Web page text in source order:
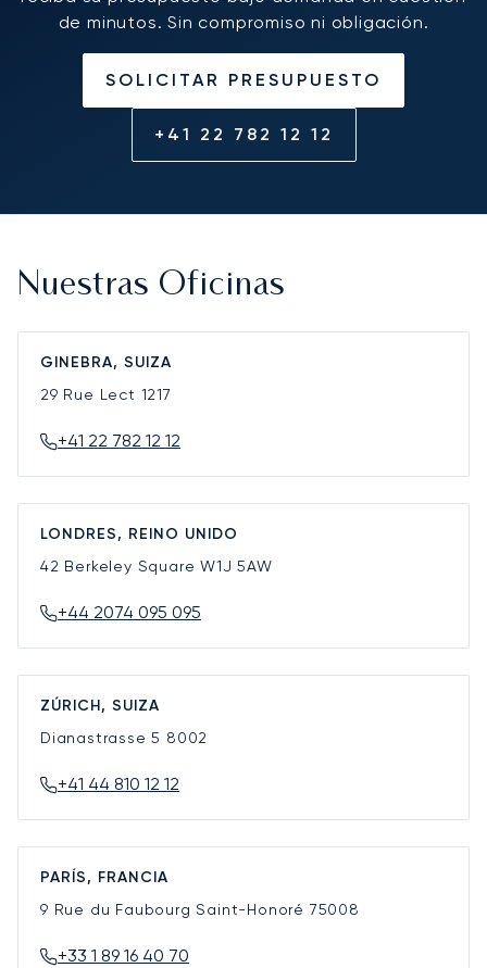
de minutos. Sin compromiso ni obligación.
SOLICITAR PRESUPUESTO
+41 22 782 12 12
Nuestras Oficinas
GINEBRA, SUIZA
29 Rue Lect 1217
+41 22 782 12 12
LONDRES, REINO UNIDO
42 Berkeley SquareW1J 5AW
+44 2074 095 095
ZÚRICH, SUIZA
Dianastrasse 5 8002
+41 44 810 12 12
PARÍS, FRANCIA
9 Rue du Faubourg Saint-Honoré 75008
+33 1 89 16 40 70